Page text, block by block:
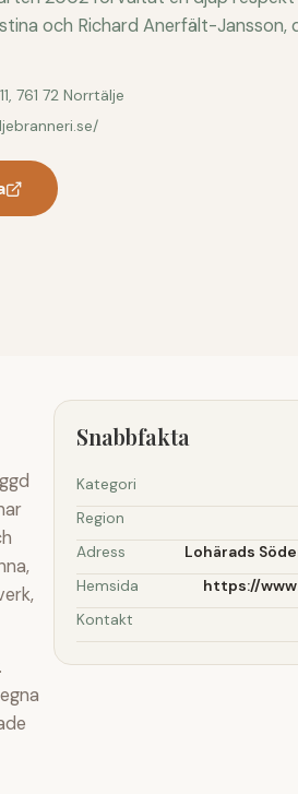
och Richard Anerfält-Jansson,
761 72 Norrtälje
Snabbfakta
Kategori
Region
Adress
Lohärads
Hemsida
https://
Kontakt